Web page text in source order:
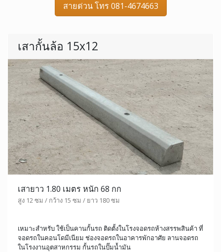
สายด่วน โทร 081-4674663
เสากั้นล้อ 15x12
เสายาว 1.80 เมตร หนัก 68 กก
สูง 12 ซม / กว้าง 15 ซม / ยาว 180 ซม
เหมาะสำหรับ ใช้เป็นคานกั้นรถ ติดตั้งในโรงจอดรถห้างสรรพสินค้า ที่
จอดรถในคอนโดมีเนียม ช่องจอดรถในอาคารพักอาศัย ลานจอดรถ
ในโรงงานอุตสาหกรรม กั้นรถในปั๊มน้ำมัน